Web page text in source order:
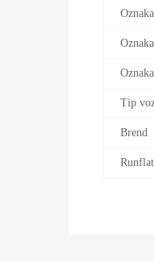
Tip
Brend
Runflat